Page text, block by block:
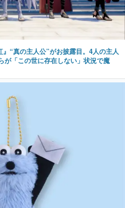
』“真の主人公”がお披露目。4人の主人
が「この世に存在しない」状況で魔